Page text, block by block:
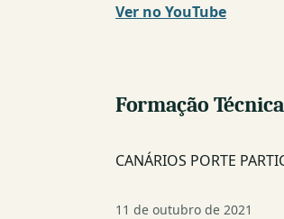
Ver no YouTube
(nova
Formação
CANÁRIOS PORTE
11 de outubro de 2021